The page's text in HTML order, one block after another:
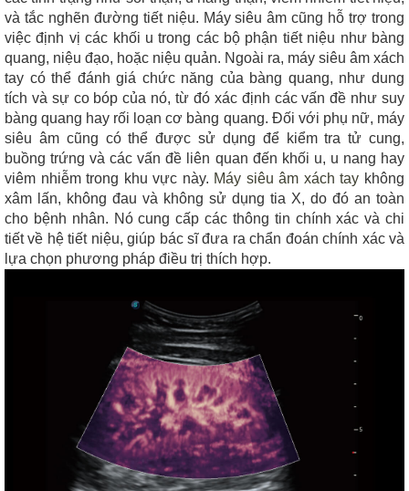
và tắc nghẽn đường tiết niệu. Máy siêu âm cũng hỗ trợ trong
việc định vị các khối u trong các bộ phận tiết niệu như bàng
quang, niệu đạo, hoặc niệu quản. Ngoài ra, máy siêu âm xách
tay có thể đánh giá chức năng của bàng quang, như dung
tích và sự co bóp của nó, từ đó xác định các vấn đề như suy
bàng quang hay rối loạn cơ bàng quang. Đối với phụ nữ, máy
siêu âm cũng có thể được sử dụng để kiểm tra tử cung,
buồng trứng và các vấn đề liên quan đến khối u, u nang hay
viêm nhiễm trong khu vực này. Máy siêu âm xách tay không
xâm lấn, không đau và không sử dụng tia X, do đó an toàn
cho bệnh nhân. Nó cung cấp các thông tin chính xác và chi
tiết về hệ tiết niệu, giúp bác sĩ đưa ra chẩn đoán chính xác và
lựa chọn phương pháp điều trị thích hợp.